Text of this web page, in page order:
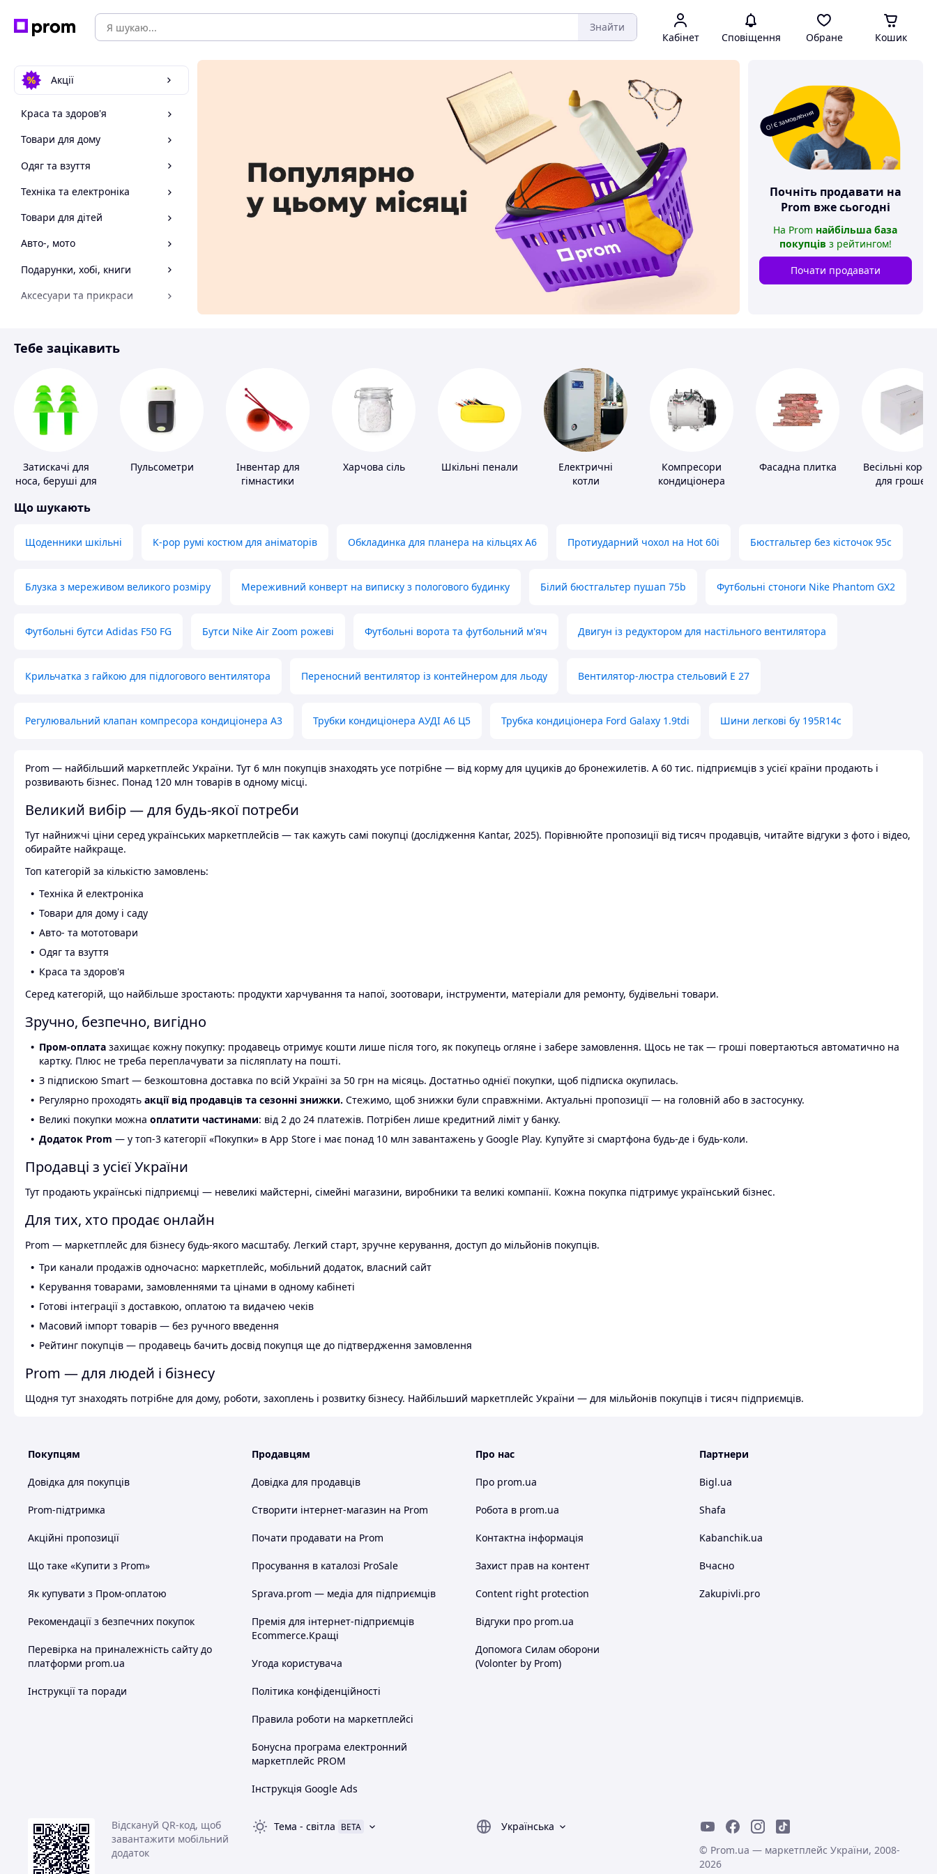
Знайти
Кабінет Сповіщення Обране Кошик
Акції
Краса та здоров'я
Товари для дому
Одяг та взуття
Техніка та електроніка
Товари для дітей
Авто-, мото
Подарунки, хобі, книги
Аксесуари та прикраси
Спорт і відпочинок
О! Є замовлення
Почніть продавати на
Prom вже сьогодні
На Prom найбільша база
покупців з рейтингом!
Почати продавати
Тебе зацікавить
Затискачі для
носа, беруші для
Пульсометри
Інвентар для
гімнастики
Харчова сіль Шкільні пенали
Електричні
котли
Компресори
кондиціонера
Фасадна плитка
Весільні
для грошей
Що шукають
Щоденники шкільні K-pop румі костюм для аніматорів Обкладинка для планера на кільцях А6 Протиударний чохол на Hot 60i Бюстгальтер без кісточок 95с
Блузка з мереживом великого розміру Мереживний конверт на виписку з пологового будинку Білий бюстгальтер пушап 75b Футбольні стоноги Nike Phantom GX2
Футбольні бутси Adidas F50 FG Бутси Nike Air Zoom рожеві Футбольні ворота та футбольний м'яч Двигун із редуктором для настільного вентилятора
Крильчатка з гайкою для підлогового вентилятора Переносний вентилятор із контейнером для льоду Вентилятор-люстра стельовий E 27
Регулювальний клапан компресора кондиціонера А3 Трубки кондиціонера АУДІ А6 Ц5 Трубка кондиціонера Ford Galaxy 1.9tdi Шини легкові бу 195R14c
Prom — найбільший маркетплейс України. Тут 6 млн покупців знаходять усе потрібне — від корму для цуциків до бронежилетів. А 60 тис. підприємців з усієї країни продають і
розвивають бізнес. Понад 120 млн товарів в одному місці.
Великий вибір — для будь-якої потреби
Тут найнижчі ціни серед українських маркетплейсів — так кажуть самі покупці (дослідження Kantar, 2025). Порівнюйте пропозиції від тисяч продавців, читайте відгуки з фото і відео,
обирайте найкраще.
Топ категорій за кількістю замовлень:
Техніка й електроніка
Товари для дому і саду
Авто- та мототовари
Одяг та взуття
Краса та здоров'я
Серед категорій, що найбільше зростають: продукти харчування та напої, зоотовари, інструменти, матеріали для ремонту, будівельні товари.
Зручно, безпечно, вигідно
Пром-оплата захищає кожну покупку: продавець отримує кошти лише після того, як покупець огляне і забере замовлення. Щось не так — гроші повертаються автоматично на
картку. Плюс не треба переплачувати за післяплату на пошті.
З підпискою Smart — безкоштовна доставка по всій Україні за 50 грн на місяць. Достатньо однієї покупки, щоб підписка окупилась.
Регулярно проходять акції від продавців та сезонні знижки. Стежимо, щоб знижки були справжніми. Актуальні пропозиції — на головній або в застосунку.
Великі покупки можна оплатити частинами: від 2 до 24 платежів. Потрібен лише кредитний ліміт у банку.
Додаток Prom — у топ-3 категорії «Покупки» в App Store і має понад 10 млн завантажень у Google Play. Купуйте зі смартфона будь-де і будь-коли.
Продавці з усієї України
Тут продають українські підприємці — невеликі майстерні, сімейні магазини, виробники та великі компанії. Кожна покупка підтримує український бізнес.
Для тих, хто продає онлайн
Prom — маркетплейс для бізнесу будь-якого масштабу. Легкий старт, зручне керування, доступ до мільйонів покупців.
Три канали продажів одночасно: маркетплейс, мобільний додаток, власний сайт
Керування товарами, замовленнями та цінами в одному кабінеті
Готові інтеграції з доставкою, оплатою та видачею чеків
Масовий імпорт товарів — без ручного введення
Рейтинг покупців — продавець бачить досвід покупця ще до підтвердження замовлення
Prom — для людей і бізнесу
Щодня тут знаходять потрібне для дому, роботи, захоплень і розвитку бізнесу. Найбільший маркетплейс України — для мільйонів покупців і тисяч підприємців.
Покупцям
Довідка для покупців
Prom-підтримка
Акційні пропозиції
Що таке «Купити з Prom»
Як купувати з Пром-оплатою
Рекомендації з безпечних покупок
Перевірка на приналежність сайту до
платформи prom.ua
Інструкції та поради
Продавцям
Довідка для продавців
Створити інтернет-магазин на Prom
Почати продавати на Prom
Просування в каталозі ProSale
Sprava.prom — медіа для підприємців
Премія для інтернет-підприємців
Ecommerce.Кращі
Угода користувача
Політика конфіденційності
Правила роботи на маркетплейсі
Бонусна програма електронний
маркетплейс PROM
Інструкція Google Ads
Про нас
Про prom.ua
Робота в prom.ua
Контактна інформація
Захист прав на контент
Content right protection
Відгуки про prom.ua
Допомога Силам оборони
(Volonter by Prom)
Партнери
Bigl.ua
Shafa
Kabanchik.ua
Вчасно
Zakupivli.pro
Відскануй QR-код, щоб
завантажити мобільний
додаток
Тема - світла BETA
Українська
© Prom.ua — маркетплейс України, 2008-
2026